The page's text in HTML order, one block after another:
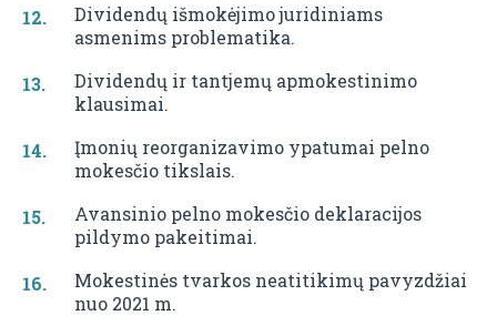
Dividendų išmokėjimo juridiniams
asmenims problematika.
Dividendų ir tantjemų apmokestinimo
klausimai.
Įmonių reorganizavimo ypatumai pelno
mokesčio tikslais.
Avansinio pelno mokesčio deklaracijos
pildymo pakeitimai.
Mokestinės tvarkos neatitikimų pavyzdžiai
nuo 2021 m.